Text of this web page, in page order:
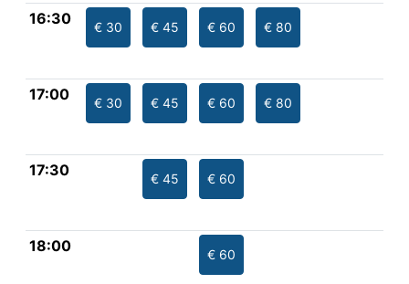
16:30 € 30 € 45 € 60 € 80
17:00 € 30 € 45 € 60 € 80
17:30 € 45 € 60
18:00 € 60